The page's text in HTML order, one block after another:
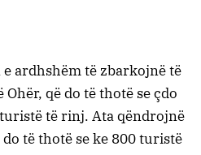
ardhshëm të zbarkojnë të
që do të thotë se çdo
të rinj. Ata qëndrojnë
të thotë se ke 800 turistë